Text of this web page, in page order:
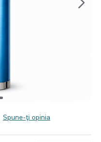
Spune-ţi opinia